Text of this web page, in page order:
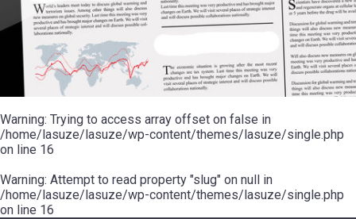
20ÈME
SIÈCLE
RÉUNIONS
DU
CONSEIL
MUNICIPAL
ARRÊTÉS
DÉCISIONS
MAIRE
MOT
DE
LA
MINORITÉ
LES
ÉCOLES
COLLÈGE
ESPACE
JEUNES
11
18
:
ASSOCIATION
COULÉE
DOUCE
ENVIRONNEMENT
L'EAU
L'ASSAINISSEMENT
RÉSIDENCE
AUTONOMIE
LE
CCAS
LA
POLICE
SÉCURITÉ
/
RISQUES
MAJEURS
MUSIQUE
L'ÉCOLE
COMMUNAUTAIRE
DANSE
PISCINE
ASSOCIATIONS
VOIE
VERTE
VISITES
DÉCOUVERTES
LES
RANDONNÉES
LE
POUR
CAMPING-
CARS
TENTES
CARAVANES
LA
HALTE
FLUVIALE
Warning: Trying to access array offset on false in
/home/lasuze/lasuze/wp-content/themes/lasuze/single.php
on line 16
Warning: Attempt to read property "slug" on null in
/home/lasuze/lasuze/wp-content/themes/lasuze/single.php
on line 16